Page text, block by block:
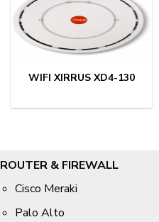
WIFI XIRRUS XD4-130
ROUTER & FIREWALL
Cisco Meraki
Palo Alto